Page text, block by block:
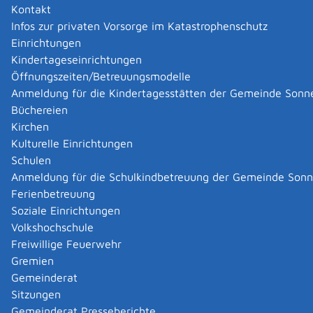
Kontakt
Infos zur privaten Vorsorge im Katastrophenschutz
Einrichtungen
Kindertageseinrichtungen
Öffnungszeiten/Betreuungsmodelle
Anmeldung für die Kindertagesstätten der Gemeinde
Büchereien
Kirchen
Kulturelle Einrichtungen
Schulen
Anmeldung für die Schulkindbetreuung der Gemeinde
Ferienbetreuung
Soziale Einrichtungen
Volkshochschule
Freiwillige Feuerwehr
Gremien
Gemeinderat
Sitzungen
Auf diesem Weg können Sie auch
Personenzahländerungen mitteilen. Ebenso können Sie
Ihre Sperrmüllabfuhr online beantragen. Für
Gewerbebetriebe stehen Informationen über
Abfallbehälter, -gebühren und -deponien bereit.
Müllabfuhr
Wochen.
gesonderte Karte direkt beim Landratsamt Reutlingen.
Kontakt
Für allgemeine Fragen:
Abfall-ABC: was entsorge ich wo?
Mail:abfallwirtschaft@kreis-reutlingen.de